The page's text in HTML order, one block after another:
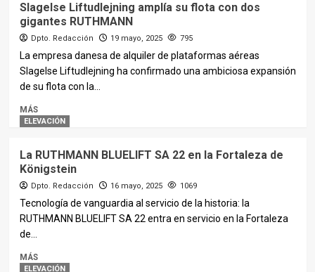
Slagelse Liftudlejning amplía su flota con dos
gigantes RUTHMANN
Dpto. Redacción 19 mayo, 2025 795
La empresa danesa de alquiler de plataformas aéreas
Slagelse Liftudlejning ha confirmado una ambiciosa expansión
de su flota con la...
MÁS
ELEVACIÓN
La RUTHMANN BLUELIFT SA 22 en la Fortaleza de
Königstein
Dpto. Redacción 16 mayo, 2025 1069
Tecnología de vanguardia al servicio de la historia: la
RUTHMANN BLUELIFT SA 22 entra en servicio en la Fortaleza
de...
MÁS
ELEVACIÓN